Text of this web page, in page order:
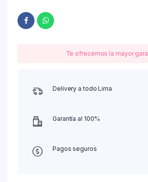
Te ofrecemos la mayor
Delivery a todo Lima
Garantía al 100%
Pagos seguros